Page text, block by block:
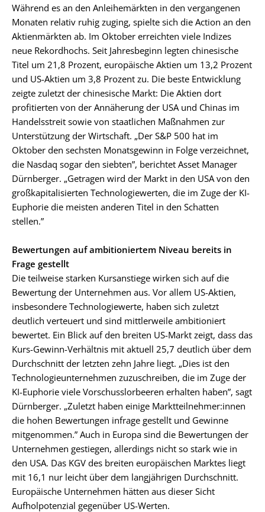
Während es an den Anleihemärkten in den vergangenen
Monaten relativ ruhig zuging, spielte sich die Action an den
Aktienmärkten ab. Im Oktober erreichten viele Indizes
neue Rekordhochs. Seit Jahresbeginn legten chinesische
Titel um 21,8 Prozent, europäische Aktien um 13,2 Prozent
und US-Aktien um 3,8 Prozent zu. Die beste Entwicklung
zeigte zuletzt der chinesische Markt: Die Aktien dort
profitierten von der Annäherung der USA und Chinas im
Handelsstreit sowie von staatlichen Maßnahmen zur
Unterstützung der Wirtschaft. „Der S&P 500 hat im
Oktober den sechsten Monatsgewinn in Folge verzeichnet,
die Nasdaq sogar den siebten”, berichtet Asset Manager
Dürnberger. „Getragen wird der Markt in den USA von den
großkapitalisierten Technologiewerten, die im Zuge der KI-
Euphorie die meisten anderen Titel in den Schatten
stellen.”
Bewertungen auf ambitioniertem Niveau bereits in
Frage gestellt
Die teilweise starken Kursanstiege wirken sich auf die
Bewertung der Unternehmen aus. Vor allem US-Aktien,
insbesondere Technologiewerte, haben sich zuletzt
deutlich verteuert und sind mittlerweile ambitioniert
bewertet. Ein Blick auf den breiten US-Markt zeigt, dass das
Kurs-Gewinn-Verhältnis mit aktuell 25,7 deutlich über dem
Durchschnitt der letzten zehn Jahre liegt. „Dies ist den
Technologieunternehmen zuzuschreiben, die im Zuge der
KI-Euphorie viele Vorschusslorbeeren erhalten haben”, sagt
Dürnberger. „Zuletzt haben einige Marktteilnehmer:innen
die hohen Bewertungen infrage gestellt und Gewinne
mitgenommen.” Auch in Europa sind die Bewertungen der
Unternehmen gestiegen, allerdings nicht so stark wie in
den USA. Das KGV des breiten europäischen Marktes liegt
mit 16,1 nur leicht über dem langjährigen Durchschnitt.
Europäische Unternehmen hätten aus dieser Sicht
Aufholpotenzial gegenüber US-Werten.